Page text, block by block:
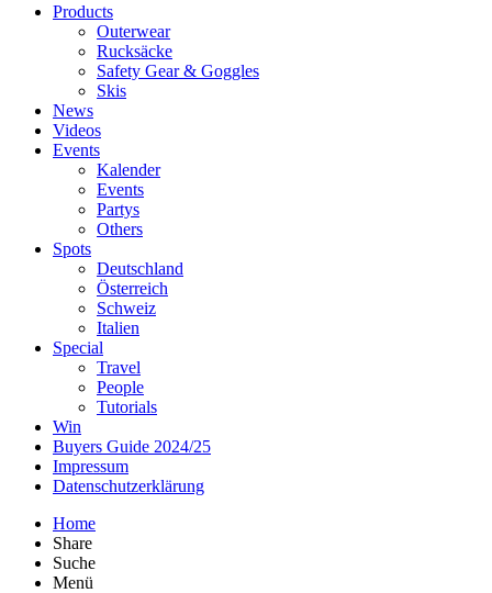
Products
Outerwear
Rucksäcke
Safety Gear & Goggles
Skis
News
Videos
Events
Kalender
Events
Partys
Others
Spots
Deutschland
Österreich
Schweiz
Italien
Special
Travel
People
Tutorials
Win
Buyers Guide 2024/25
Impressum
Datenschutzerklärung
Home
Share
Suche
Menü